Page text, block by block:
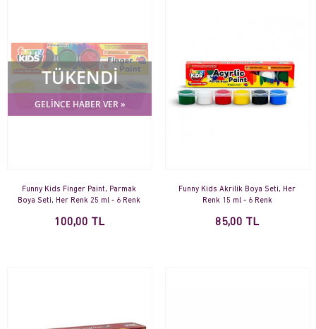
TÜKENDİ
GELİNCE HABER VER »
Funny Kids Finger Paint, Parmak
Boya Seti, Her Renk 25 ml - 6 Renk
100,00 TL
Funny Kids Akrilik Boya Seti, Her
Renk 15 ml - 6 Renk
85,00 TL